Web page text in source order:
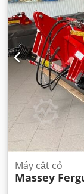
Máy cắt cỏ
Massey